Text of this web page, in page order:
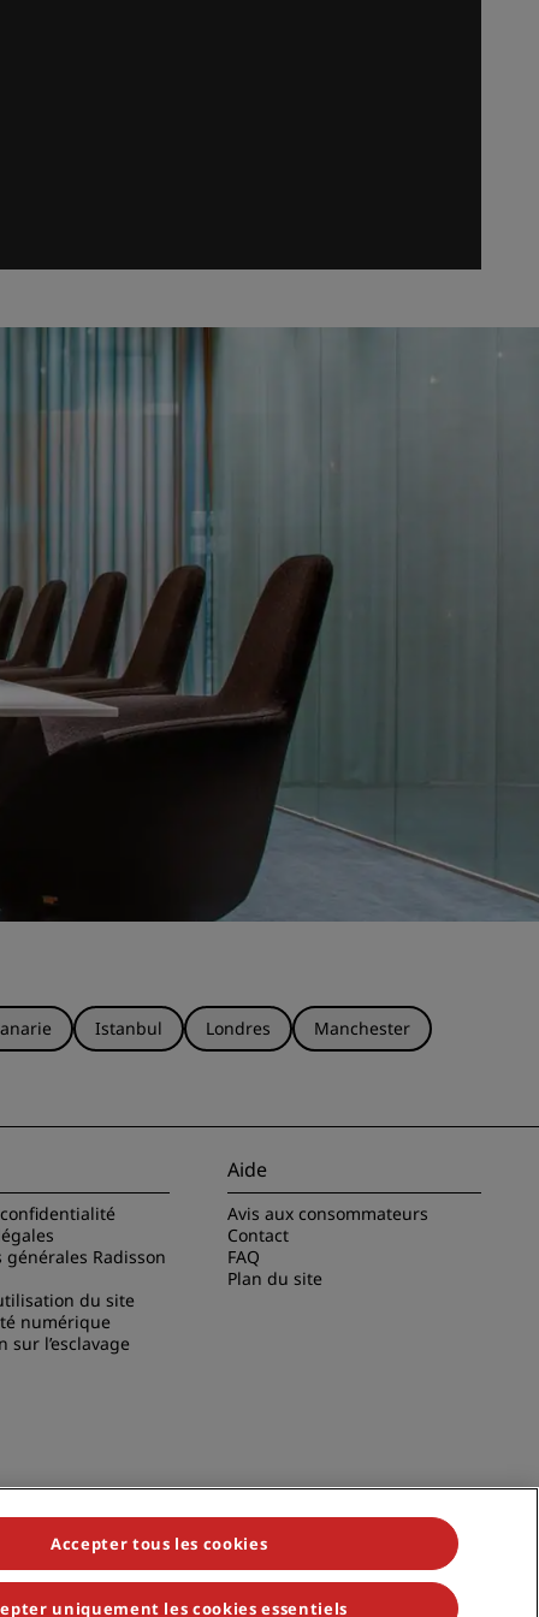
Istanbul Londres
Manchester
générales Radisson
du site
numérique
sur l’esclavage
Aide
Avis aux consommateurs
Contact
FAQ
Plan du site
Accepter tous les cookies
uniquement les cookies essentiels